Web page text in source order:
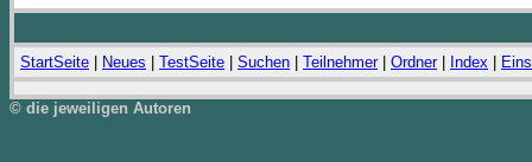
StartSeite Neues TestSeite Suchen Teilnehmer| Ordner| Index
© die jeweiligen Autoren